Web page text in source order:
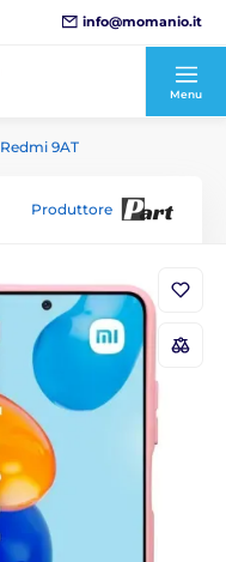
info@momanio.it
Menu
Redmi 9AT
Produttore